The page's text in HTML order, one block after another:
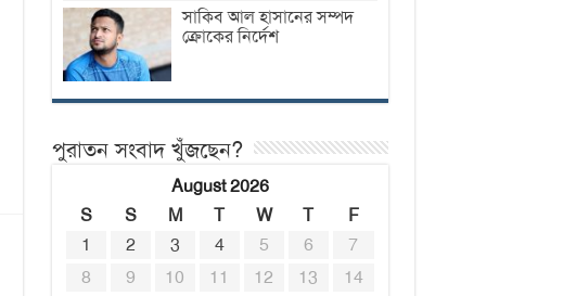
সাকিব আল হাসানের সম্পদ
ক্রোকের নির্দেশ
পুরাতন সংবাদ খুঁজছেন?
August 2026
S
S M T W T
F
1
2 3 4 5 6
7
8
9 10 11 12 13
14